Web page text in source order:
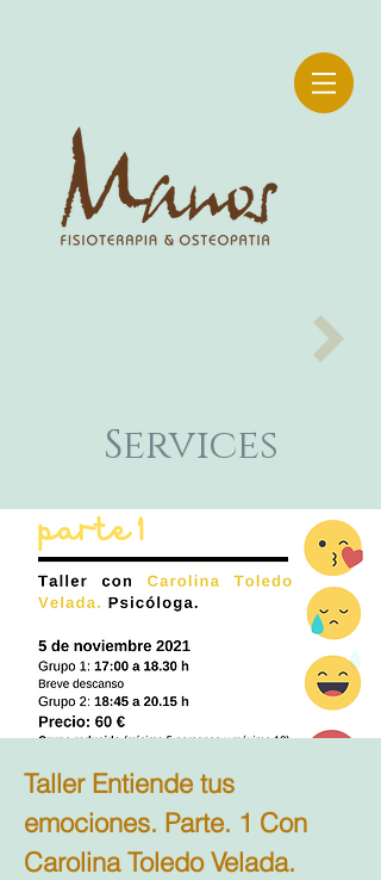
Services
Taller Entiende tus
emociones. Parte. 1 Con
Carolina Toledo Velada.